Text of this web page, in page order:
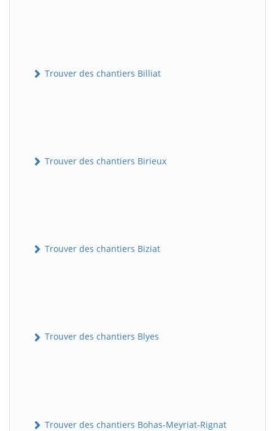
Trouver des chantiers Billiat
Trouver des chantiers Birieux
Trouver des chantiers Biziat
Trouver des chantiers Blyes
Trouver des chantiers Bohas-Meyriat-Rignat